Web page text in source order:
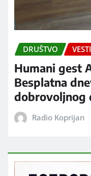
DRUŠTVO VESTI
Humani gest
Besplatna
dobrovoljnog
Radio Koprijan